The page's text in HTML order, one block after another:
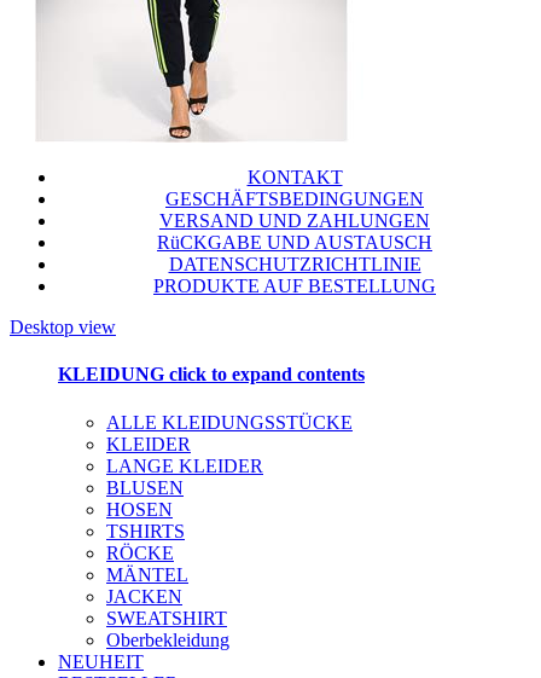
KONTAKT
GESCHÄFTSBEDINGUNGEN
VERSAND UND ZAHLUNGEN
RüCKGABE UND AUSTAUSCH
DATENSCHUTZRICHTLINIE
PRODUKTE AUF BESTELLUNG
Desktop view
KLEIDUNG click to expand contents
ALLE KLEIDUNGSSTÜCKE
KLEIDER
LANGE KLEIDER
BLUSEN
HOSEN
TSHIRTS
RÖCKE
MÄNTEL
JACKEN
SWEATSHIRT
Oberbekleidung
NEUHEIT